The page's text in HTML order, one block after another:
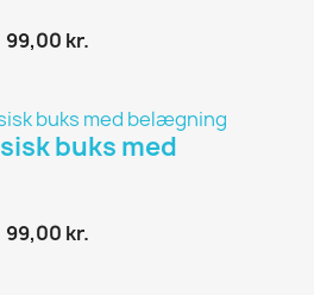
99,00 kr.
buks med
99,00 kr.